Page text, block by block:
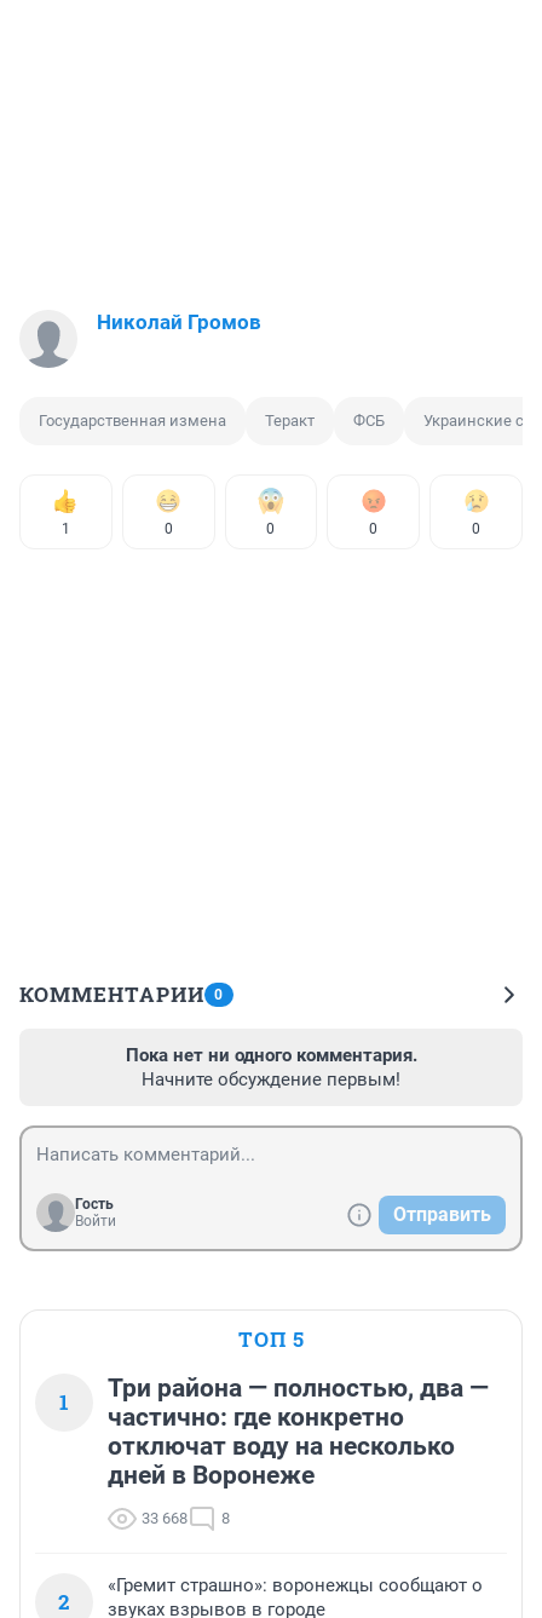
Николай Громов
Государственная измена Теракт ФСБ Украинские
1 0 0 0 0
КОММЕНТАРИИ 0
Пока нет ни одного комментария.
Начните обсуждение первым!
Гость
Войти
Отправить
ТОП 5
1
Три района — полностью, два —
частично: где конкретно
отключат воду на несколько
дней в Воронеже
33 668 8
2
«Гремит страшно»: воронежцы сообщают о
звуках взрывов в городе